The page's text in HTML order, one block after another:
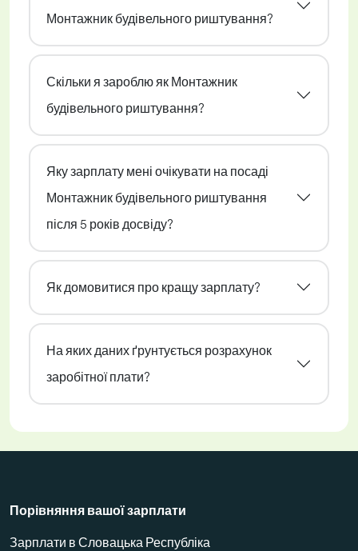
Монтажник будівельного риштування?
Скільки я зароблю як Монтажник
будівельного риштування?
Яку зарплату мені очікувати на посаді
Монтажник будівельного риштування
після 5 років досвіду?
Як домовитися про кращу зарплату?
На яких даних ґрунтується розрахунок
заробітної плати?
Порівняння вашої зарплати
Зарплати в Словацька Республіка